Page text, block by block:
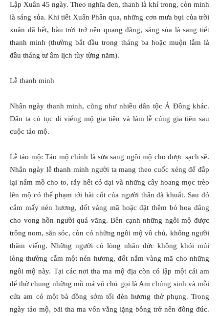
Lập Xuân 45 ngày. Theo nghĩa đen, thanh là khí trong, còn minh
là sáng sủa. Khi tiết Xuân Phân qua, những cơn mưa bụi của trời
xuân đã hết, bầu trời trở nên quang đãng, sáng sủa là sang tiết
thanh minh (thường bắt đầu trong tháng ba hoặc muộn lắm là
đầu tháng tư âm lịch tùy từng năm).
Lễ thanh minh
Nhân ngày thanh minh, cũng như nhiều dân tộc Á Đông khác.
Dân ta có tục đi viếng mộ gia tiên và làm lễ cúng gia tiên sau
cuộc tảo mộ.
Lễ tảo mộ: Tảo mộ chính là sửa sang ngôi mộ cho được sạch sẽ.
Nhân ngày lễ thanh minh người ta mang theo cuốc xẻng để đắp
lại nấm mồ cho to, rẫy hết cỏ dại và những cây hoang mọc trèo
lên mộ có thể phạm tới hài cốt của người thân đã khuất. Sau đó
cắm mấy nén hương, đốt vàng mã hoặc đặt thêm bó hoa dâng
cho vong hồn người quá vãng. Bên cạnh những ngôi mộ được
trông nom, săn sóc, còn có những ngôi mộ vô chủ, không người
thăm viếng. Những người có lòng nhân đức không khỏi mủi
lòng thường cắm một nén hương, đốt nắm vàng mã cho những
ngôi mộ này. Tại các nơi tha ma mộ địa còn có lập một cái am
để thờ chung những mồ mả vô chủ gọi là Am chúng sinh và mỗi
cửa am có một bà đồng sớm tối đèn hương thờ phụng. Trong
ngày tảo mộ, bãi tha ma vốn vắng lặng bỗng trở nên đông đúc.